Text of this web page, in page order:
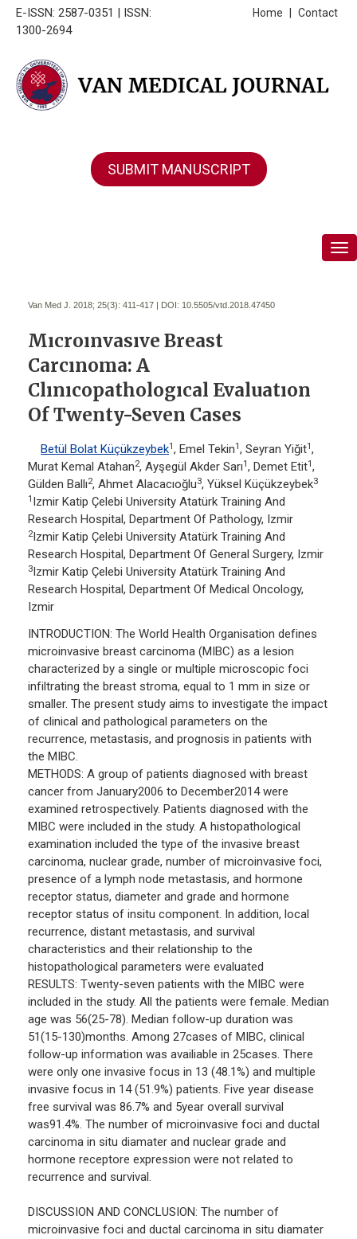
E-ISSN: 2587-0351 | ISSN:
1300-2694
Contact
Home
SUBMIT MANUSCRIPT
Van Med J. 2018; 25(3): 411-417 | DOI: 10.5505/vtd.2018.47450
Mıcroınvasıve Breast
Carcınoma: A
Clınıcopathologıcal Evaluatıon
Of Twenty-Seven Cases
Betül Bolat Küçükzeybek1, Emel Tekin1, Seyran Yiğit1,
Murat Kemal Atahan2, Ayşegül Akder Sarı1, Demet Etit1,
Gülden Ballı2, Ahmet Alacacıoğlu3, Yüksel Küçükzeybek3
1 Izmir Katip Çelebi University Atatürk Training And
Research Hospital, Department Of Pathology, Izmir
2Izmir Katip Çelebi University Atatürk Training And
Research Hospital, Department Of General Surgery, Izmir
3 Izmir Katip Çelebi University Atatürk Training And
Research Hospital, Department Of Medical Oncology,
Izmir
INTRODUCTION: The World Health Organisation defines
microinvasive breast carcinoma (MIBC) as a lesion
characterized by a single or multiple microscopic foci
infiltrating the breast stroma, equal to 1 mm in size or
smaller. The present study aims to investigate the impact
of clinical and pathological parameters on the
recurrence, metastasis, and prognosis in patients with
the MIBC.
METHODS: A group of patients diagnosed with breast
cancer from January2006 to December2014 were
examined retrospectively. Patients diagnosed with the
MIBC were included in the study. A histopathological
examination included the type of the invasive breast
carcinoma, nuclear grade, number of microinvasive foci,
presence of a lymph node metastasis, and hormone
receptor status, diameter and grade and hormone
receptor status of insitu component. In addition, local
recurrence, distant metastasis, and survival
characteristics and their relationship to the
histopathological parameters were evaluated
RESULTS: Twenty-seven patients with the MIBC were
included in the study. All the patients were female. Median
age was 56(25-78). Median follow-up duration was
51(15-130)months. Among 27cases of MIBC, clinical
follow-up information was availiable in 25cases. There
were only one invasive focus in 13 (48.1%) and multiple
invasive focus in 14 (51.9%) patients. Five year disease
free survival was 86.7% and 5year overall survival
was91.4%. The number of microinvasive foci and ductal
carcinoma in situ diamater and nuclear grade and
hormone receptore expression were not related to
recurrence and survival.
DISCUSSION AND CONCLUSION: The number of
microinvasive foci and ductal carcinoma in situ diamater